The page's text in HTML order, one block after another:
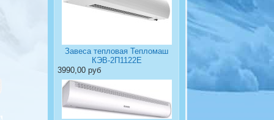
Завеса тепловая Тепломаш
КЭВ-2П1122Е
3990,00 руб